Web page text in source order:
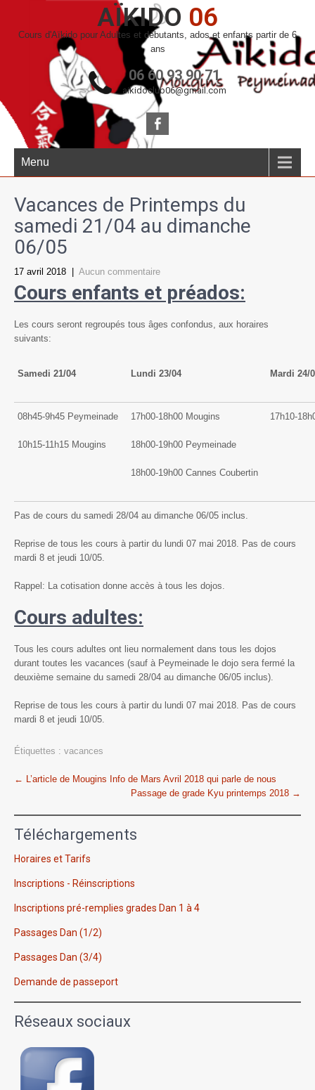
AÏKIDO 06
Cours d'Aïkido pour Adultes et débutants, ados et enfants partir de 6
ans
06 60 93 90 71
aikidoclub06@gmail.com
Menu
Vacances de Printemps du
samedi 21/04 au dimanche
06/05
17 avril 2018 Aucun commentaire
Cours enfants et préados:
Les cours seront regroupés tous âges confondus, aux horaires
suivants:
Samedi 21/04 Lundi 23/04 Mardi 24/
08h45-9h45 Peymeinade
10h15-11h15 Mougins
17h00-18h00 Mougins
18h00-19h00 Peymeinade
18h00-19h00 Cannes Coubertin
17h10-
Pas de cours du samedi 28/04 au dimanche 06/05 inclus.
Reprise de tous les cours à partir du lundi 07 mai 2018. Pas de cours
mardi 8 et jeudi 10/05.
Rappel: La cotisation donne accès à tous les dojos.
Cours adultes:
Tous les cours adultes ont lieu normalement dans tous les dojos
durant toutes les vacances (sauf à Peymeinade le dojo sera fermé la
deuxième semaine du samedi 28/04 au dimanche 06/05 inclus).
Reprise de tous les cours à partir du lundi 07 mai 2018. Pas de cours
mardi 8 et jeudi 10/05.
Étiquettes : vacances
Post
← L’article de Mougins Info de Mars Avril 2018 qui parle de nous
Passage de grade Kyu printemps 2018 →
Téléchargements
Horaires et Tarifs
Inscriptions - Réinscriptions
Inscriptions pré-remplies grades Dan 1 à 4
Passages Dan (1/2)
Passages Dan (3/4)
Demande de passeport
Réseaux sociaux